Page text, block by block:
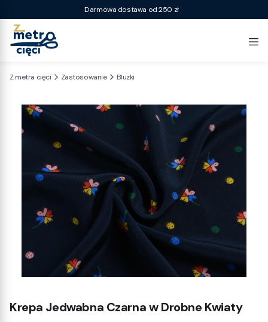
Darmowa dostawa od 250 zł
Z metra cięci Zastosowanie Bluzki
Krepa Jedwabna Czarna w Drobne Kwiaty